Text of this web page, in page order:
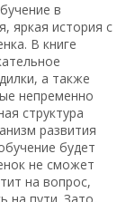
в
яркая история с
В книге
а также
непременно
структура
развития
будет
не сможет
на вопрос,